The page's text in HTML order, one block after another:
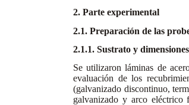
2. Parte experimental
2.1. Preparación de las
2.1.1. Sustrato y dimensiones
Se utilizaron láminas de
evaluación de los
(galvanizado discontinuo,
galvanizado y arco